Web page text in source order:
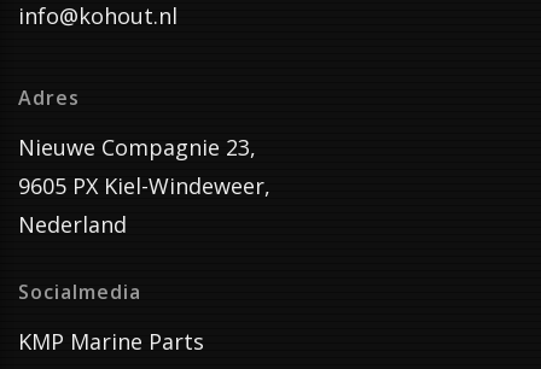
info@kohout.nl
Adres
Nieuwe Compagnie 23,
9605 PX Kiel-Windeweer,
Nederland
Socialmedia
KMP Marine Parts